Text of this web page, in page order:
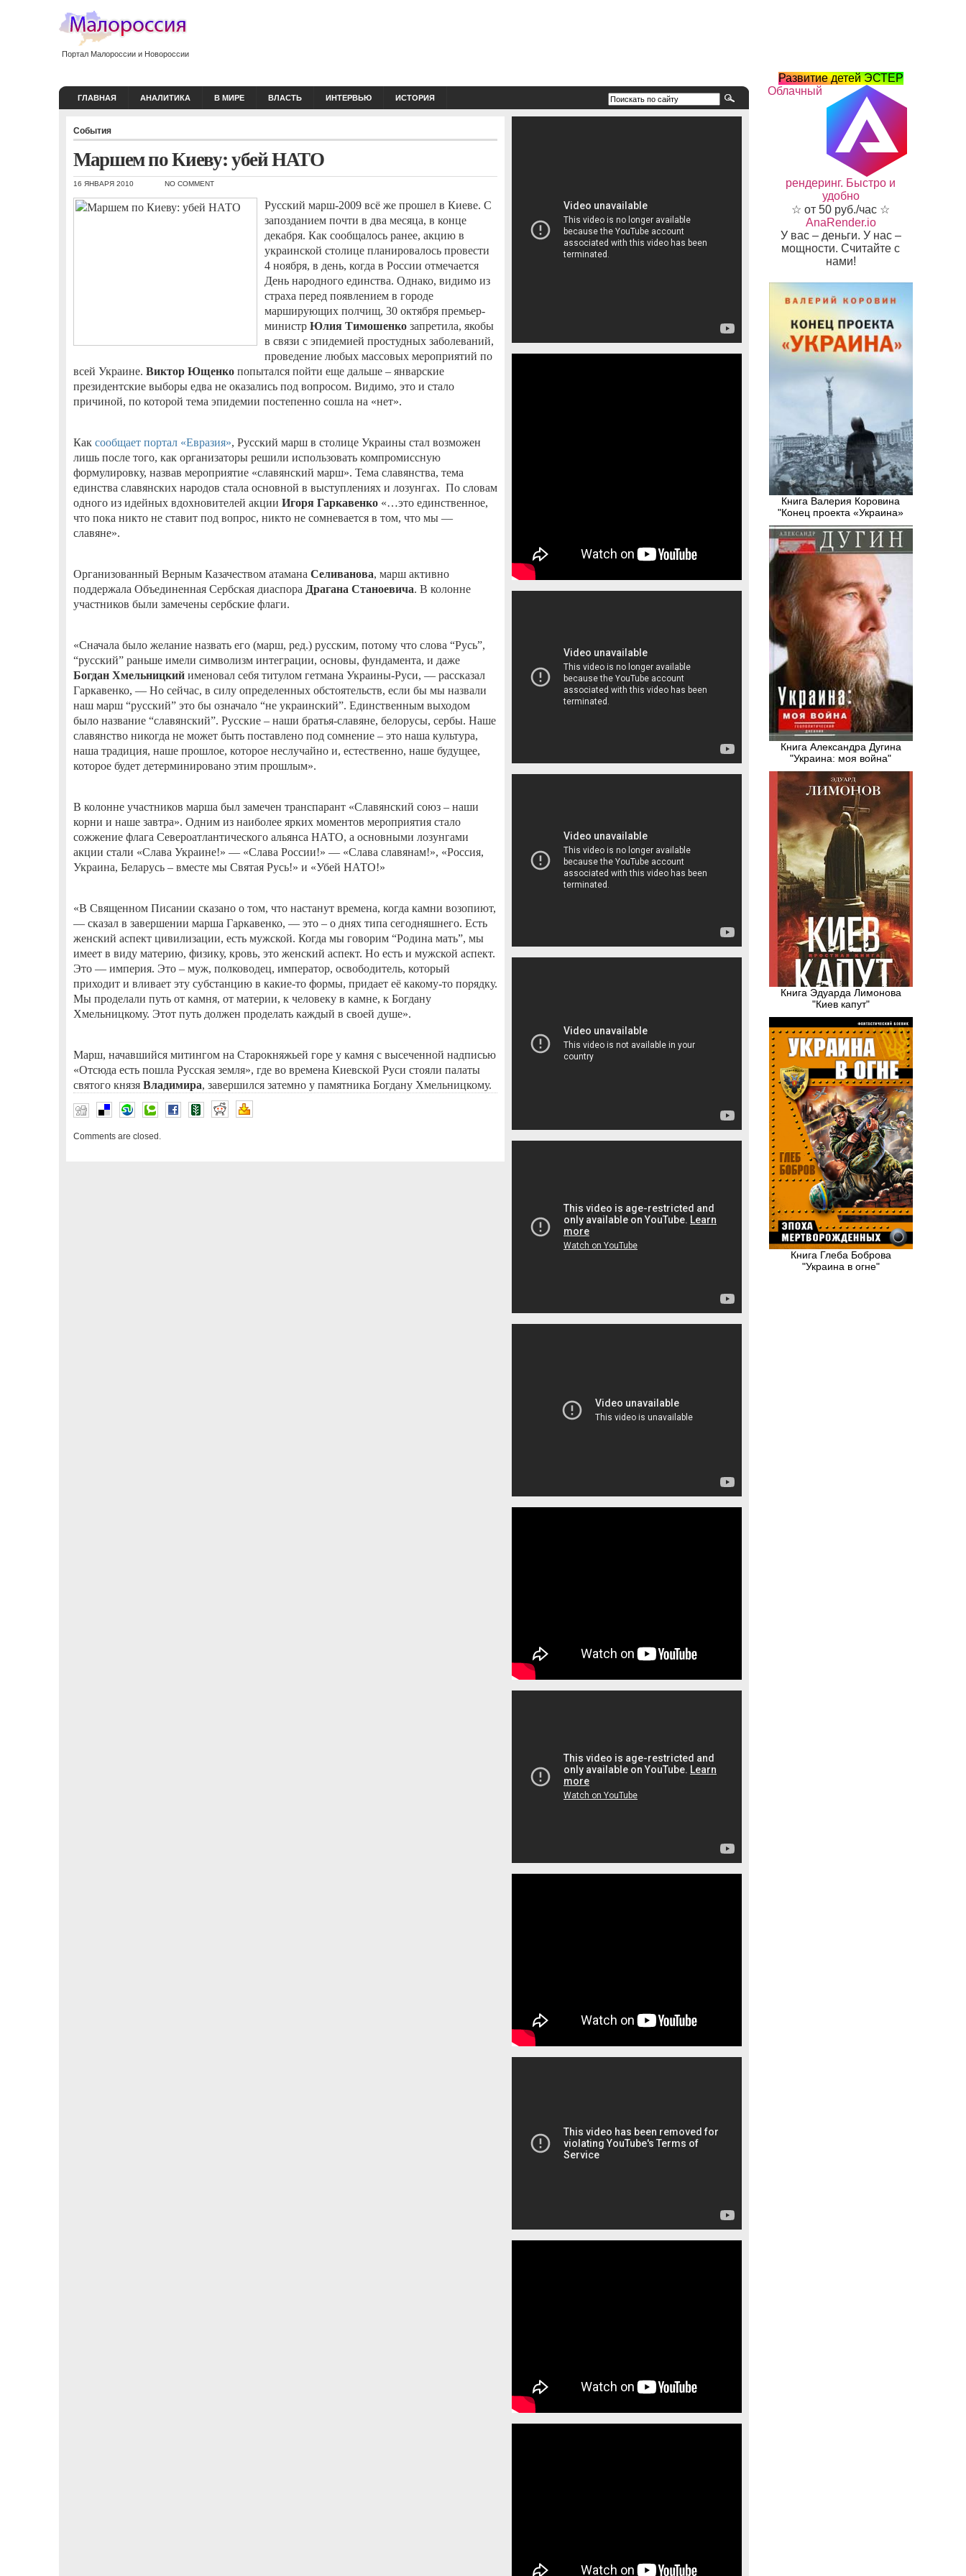
Портал Малороссии и Новороссии
ГЛАВНАЯ АНАЛИТИКА В МИРЕ ВЛАСТЬ ИНТЕРВЬЮ ИСТОРИЯ
События
Маршем по Киеву: убей НАТО
16 ЯНВАРЯ 2010 NO COMMENT
Русский марш-2009 всё же прошел в Киеве. С
запозданием почти в два месяца, в конце
декабря. Как сообщалось ранее, акцию в
украинской столице планировалось провести
4 ноября, в день, когда в России отмечается
День народного единства. Однако, видимо из
страха перед появлением в городе
марширующих полчищ, 30 октября премьер-
министр Юлия Тимошенко запретила, якобы
в связи с эпидемией простудных заболеваний,
проведение любых массовых мероприятий по
всей Украине. Виктор Ющенко попытался пойти еще дальше – январские
президентские выборы едва не оказались под вопросом. Видимо, это и стало
причиной, по которой тема эпидемии постепенно сошла на «нет».
Как сообщает портал «Евразия», Русский марш в столице Украины стал возможен
лишь после того, как организаторы решили использовать компромиссную
формулировку, назвав мероприятие «славянский марш». Тема славянства, тема
единства славянских народов стала основной в выступлениях и лозунгах. По словам
одного из идейных вдохновителей акции Игоря Гаркавенко «…это единственное,
что пока никто не ставит под вопрос, никто не сомневается в том, что мы —
славяне».
Организованный Верным Казачеством атамана Селиванова, марш активно
поддержала Объединенная Сербская диаспора Драгана Станоевича. В колонне
участников были замечены сербские флаги.
«Сначала было желание назвать его (марш, ред.) русским, потому что слова “Русь”,
“русский” раньше имели символизм интеграции, основы, фундамента, и даже
Богдан Хмельницкий именовал себя титулом гетмана Украины-Руси, — рассказал
Гаркавенко, — Но сейчас, в силу определенных обстоятельств, если бы мы назвали
наш марш “русский” это бы означало “не украинский”. Единственным выходом
было название “славянский”. Русские – наши братья-славяне, белорусы, сербы. Наше
славянство никогда не может быть поставлено под сомнение – это наша культура,
наша традиция, наше прошлое, которое неслучайно и, естественно, наше будущее,
которое будет детерминировано этим прошлым».
В колонне участников марша был замечен транспарант «Славянский союз – наши
корни и наше завтра». Одним из наиболее ярких моментов мероприятия стало
сожжение флага Североатлантического альянса НАТО, а основными лозунгами
акции стали «Слава Украине!» — «Слава России!» — «Слава славянам!», «Россия,
Украина, Беларусь – вместе мы Святая Русь!» и «Убей НАТО!»
«В Священном Писании сказано о том, что настанут времена, когда камни возопиют,
— сказал в завершении марша Гаркавенко, — это – о днях типа сегодняшнего. Есть
женский аспект цивилизации, есть мужской. Когда мы говорим “Родина мать”, мы
имеет в виду материю, физику, кровь, это женский аспект. Но есть и мужской аспект.
Это — империя. Это – муж, полководец, император, освободитель, который
приходит и вливает эту субстанцию в какие-то формы, придает её какому-то порядку.
Мы проделали путь от камня, от материи, к человеку в камне, к Богдану
Хмельницкому. Этот путь должен проделать каждый в своей душе».
Марш, начавшийся митингом на Старокняжьей горе у камня с высеченной надписью
«Отсюда есть пошла Русская земля», где во времена Киевской Руси стояли палаты
святого князя Владимира, завершился затемно у памятника Богдану Хмельницкому.
Comments are closed.
Развитие детей ЭСТЕР
Облачный
рендеринг. Быстро и
удобно
☆ от 50 руб./час ☆
AnaRender.io
У вас – деньги. У нас –
мощности. Считайте с
нами!
Книга Валерия Коровина
"Конец проекта «Украина»
Книга Александра Дугина
"Украина: моя война"
Книга Эдуарда Лимонова
"Киев капут"
Книга Глеба Боброва
"Украина в огне"